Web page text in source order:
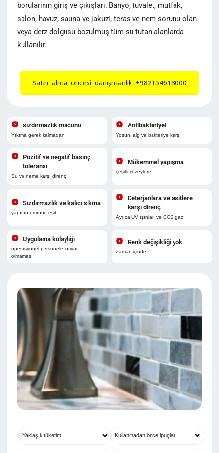
borularının giriş ve çıkışları. Banyo, tuvalet, mutfak,
salon, havuz, sauna ve jakuzi, teras ve nem sorunu olan
veya derz dolgusu bozulmuş tüm su tutan alanlarda
kullanılır.
Satın alma öncesi danışmanlık +982154613000
sızdırmazlık macunu
Yıkıma gerek kalmadan
Antibakteriyel
Yosun, alg ve bakteriye karşı
Pozitif ve negatif basınç
toleransı
Su ve neme karşı direnç
Mükemmel yapışma
çeşitli yüzeylere
Sızdırmazlık ve kalıcı sıkma
yapının ömrüne eşit
Deterjanlara ve asitlere
karşı direnç
Ayrıca UV ışınları ve CO2 gazı
Uygulama kolaylığı
operasyonel personele ihtiyaç
olmaması
Renk değişikliği yok
Zaman içinde
Yaklaşık tüketim Kullanmadan önce ipuçları